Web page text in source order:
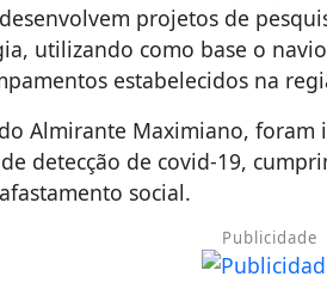
projetos de
utilizando como base o
estabelecidos na
Almirante Maximiano, foram
detecção de covid-19,
social.
Publicidade